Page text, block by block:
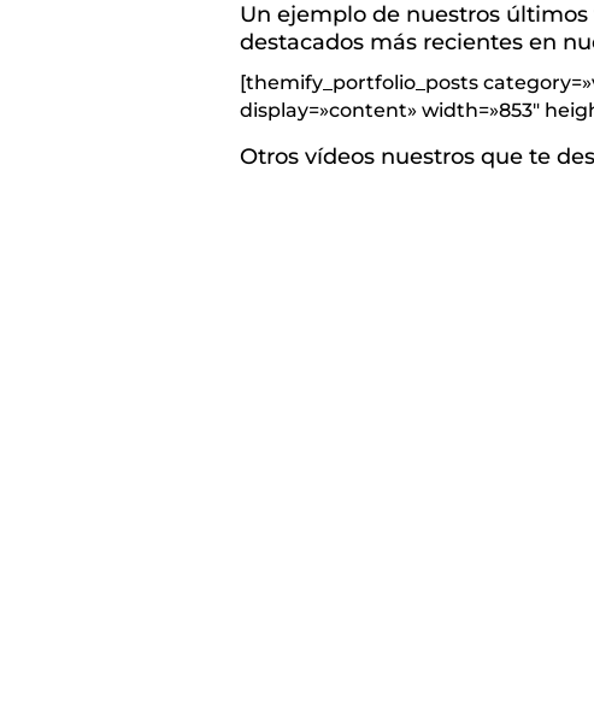
Un ejemplo de nuestros
destacados más recientes en
[themify_portfolio_posts
display=»content» width=»853″
Otros vídeos nuestros que te